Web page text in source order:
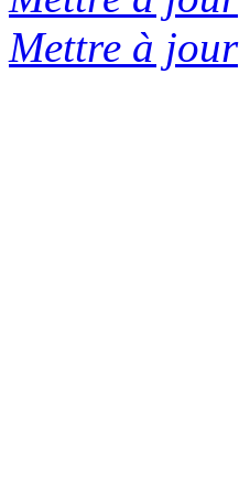
Mettre à jour